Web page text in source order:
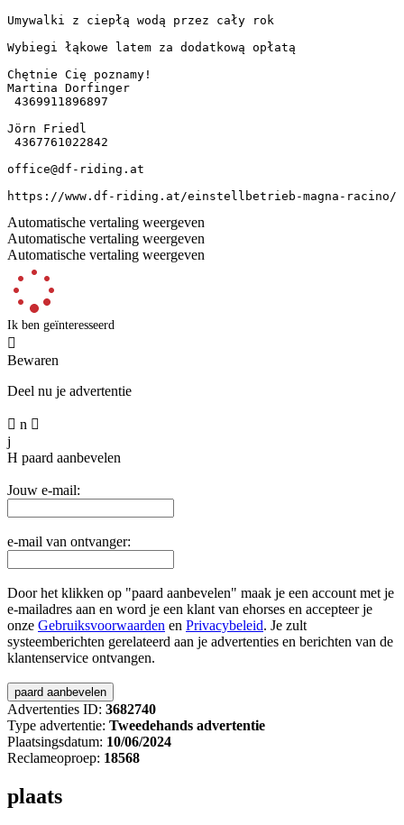
Umywalki z ciepłą wodą przez cały rok
Wybiegi łąkowe latem za dodatkową opłatą
Chętnie Cię poznamy!
Martina Dorfinger
4369911896897
Jörn Friedl
4367761022842
office@df-riding.at
https://www.df-riding.at/einstellbetrieb-magna-racino/
Automatische vertaling weergeven
Automatische vertaling weergeven
Automatische vertaling weergeven
Ik ben geïnteresseerd

Bewaren
Deel nu je advertentie
 n 
j
H paard aanbevelen
Jouw e-mail:
e-mail van ontvanger:
Door het klikken op "paard aanbevelen" maak je een account met je
e-mailadres aan en word je een klant van ehorses en accepteer je
onze Gebruiksvoorwaarden en Privacybeleid. Je zult
systeemberichten gerelateerd aan je advertenties en berichten van de
klantenservice ontvangen.
Advertenties ID: 3682740
Type advertentie: Tweedehands advertentie
Plaatsingsdatum: 10/06/2024
Reclameoproep: 18568
plaats